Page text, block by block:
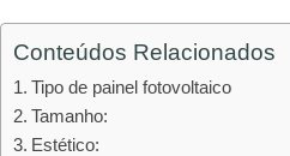
Conteúdos Relacionados
Tipo de painel fotovoltaico
Tamanho:
Estético: